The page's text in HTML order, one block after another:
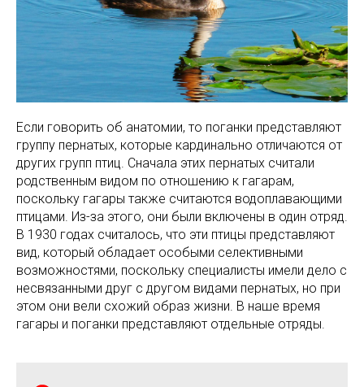
Если говорить об анатомии, то поганки представляют
группу пернатых, которые кардинально отличаются от
других групп птиц. Сначала этих пернатых считали
родственным видом по отношению к гагарам,
поскольку гагары также считаются водоплавающими
птицами. Из-за этого, они были включены в один отряд.
В 1930 годах считалось, что эти птицы представляют
вид, который обладает особыми селективными
возможностями, поскольку специалисты имели дело с
несвязанными друг с другом видами пернатых, но при
этом они вели схожий образ жизни. В наше время
гагары и поганки представляют отдельные отряды.